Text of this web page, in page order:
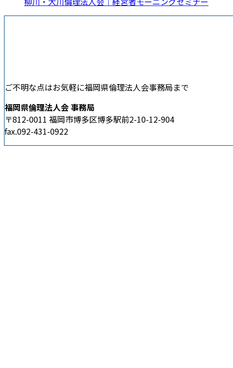
ご不明な点はお気軽に福岡県倫理法人会事務局まで
福岡県倫理法人会 事務局
〒812-0011 福岡市博多区博多駅前2-10-12-904
fax.092-431-0922